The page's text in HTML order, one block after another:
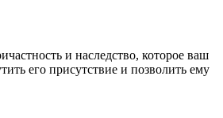
и наследство, которое ваш
его присутствие и позволить ему